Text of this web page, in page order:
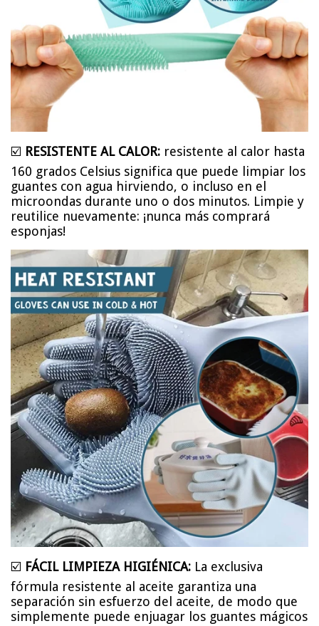
☑️ RESISTENTE AL CALOR: resistente al calor hasta
160 grados Celsius significa que puede limpiar los
guantes con agua hirviendo, o incluso en el
microondas durante uno o dos minutos. Limpie y
reutilice nuevamente: ¡nunca más comprará
esponjas!
☑️ FÁCIL LIMPIEZA HIGIÉNICA: La exclusiva
fórmula resistente al aceite garantiza una
separación sin esfuerzo del aceite, de modo que
simplemente puede enjuagar los guantes mágicos